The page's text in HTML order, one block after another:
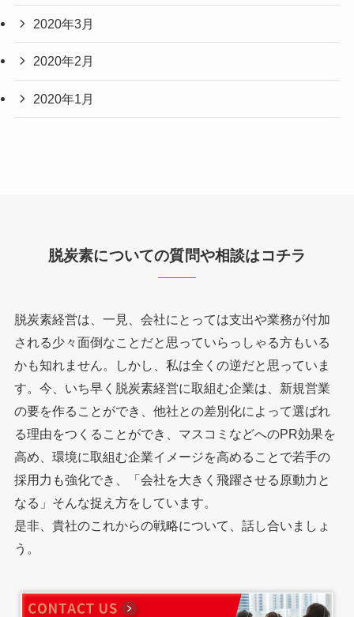
2020年3月
2020年2月
2020年1月
脱炭素についての質問や相談はコチラ
脱炭素経営は、一見、会社にとっては支出や業務が付加
される少々面倒なことだと思っていらっしゃる方もいる
かも知れません。しかし、私は全くの逆だと思っていま
す。今、いち早く脱炭素経営に取組む企業は、新規営業
の要を作ることができ、他社との差別化によって選ばれ
る理由をつくることができ、マスコミなどへのPR効果を
高め、環境に取組む企業イメージを高めることで若手の
採用力も強化でき、「会社を大きく飛躍させる原動力と
なる」そんな捉え方をしています。
是非、貴社のこれからの戦略について、話し合いましょ
う。